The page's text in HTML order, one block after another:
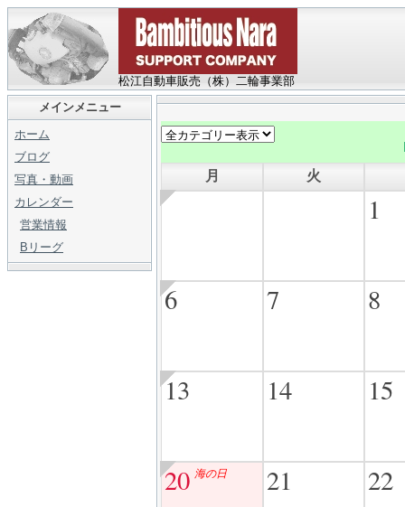
松江自動車販売（株）二輪事業部
メインメニュー
ホーム
ブログ
写真・動画
カレンダー
営業情報
Bリーグ
月 火
1
6 7 8
13 14 15
20 海の日 21 22